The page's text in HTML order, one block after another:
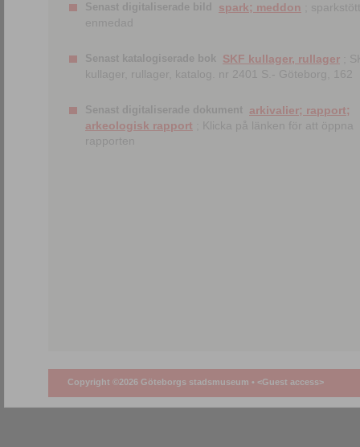
Senast digitaliserade bild spark; meddon ;
enmedad
Senast katalogiserade bok SKF kullager, rullager ;
kullager, rullager, katalog. nr 2401 S.- Göteborg, 162
Senast digitaliserade dokument arkivalier; rapport;
arkeologisk rapport ; Klicka på länken för att öppna
rapporten
Copyright ©2026 Göteborgs stadsmuseum • <Guest access>